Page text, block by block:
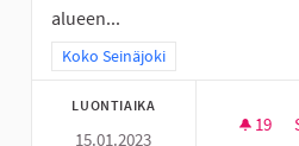
alueen...
Rajaa tulokset teeman mukaan:
Koko Seinäjoki
LUONTIAIKA
15.01.2023
19